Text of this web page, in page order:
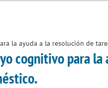
la ayuda a la resolución de
cognitivo para